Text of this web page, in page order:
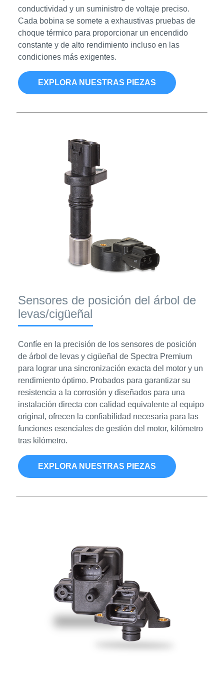
conductividad y un suministro de voltaje preciso.
Cada bobina se somete a exhaustivas pruebas de
choque térmico para proporcionar un encendido
constante y de alto rendimiento incluso en las
condiciones más exigentes.
EXPLORA NUESTRAS PIEZAS
Sensores de posición del árbol de
levas/cigüeñal
Confíe en la precisión de los sensores de posición
de árbol de levas y cigüeñal de Spectra Premium
para lograr una sincronización exacta del motor y un
rendimiento óptimo. Probados para garantizar su
resistencia a la corrosión y diseñados para una
instalación directa con calidad equivalente al equipo
original, ofrecen la confiabilidad necesaria para las
funciones esenciales de gestión del motor, kilómetro
tras kilómetro.
EXPLORA NUESTRAS PIEZAS